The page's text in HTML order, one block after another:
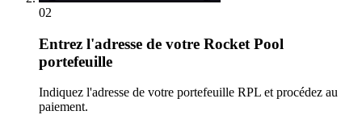
02
Entrez l'adresse de votre Rocket Pool
portefeuille
Indiquez l'adresse de votre portefeuille RPL et procédez au
paiement.